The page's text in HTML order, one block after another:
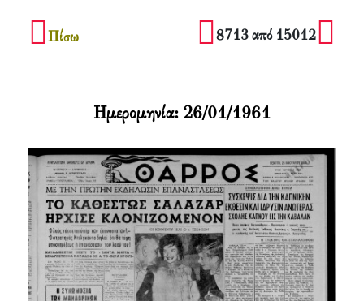
Πίσω 8713 από 15012
Ημερομηνία: 26/01/1961